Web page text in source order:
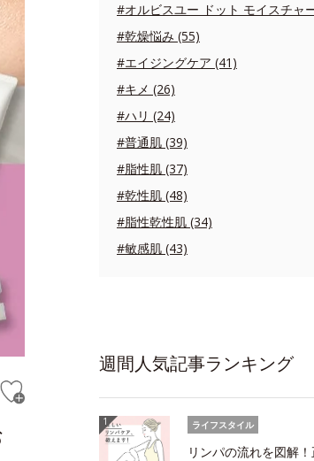
#オルビスユー ドット モイスチャ
#乾燥悩み (55)
#エイジングケア (41)
#キメ (26)
#ハリ (24)
#普通肌 (39)
#脂性肌 (37)
#乾性肌 (48)
#脂性乾性肌 (34)
#敏感肌 (43)
週間人気記事ランキング
ライフスタイル
リンパの流れを図解